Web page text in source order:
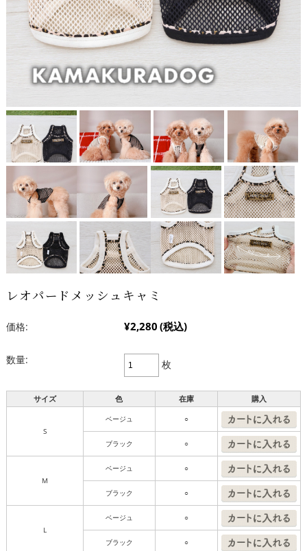
レオパードメッシュキャミ
価格: ¥2,280(税込)
数量: 枚
サイズ 色 在庫 購入
S
ベージュ ○
ブラック ○
M
ベージュ ○
ブラック ○
L
ベージュ ○
ブラック ○